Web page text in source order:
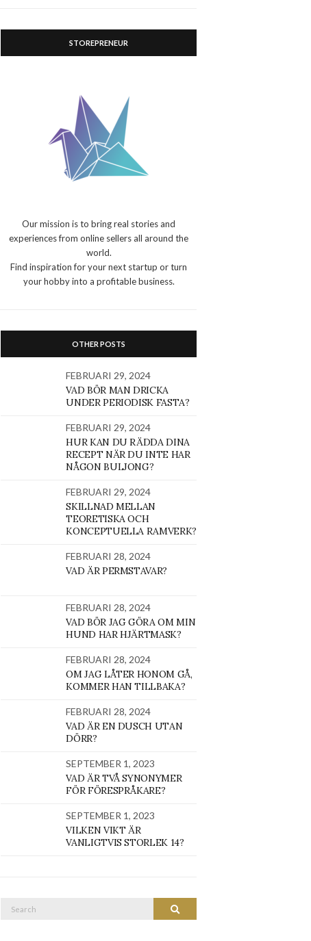
STOREPRENEUR
Our mission is to bring real stories and
experiences from online sellers all around the
world.
Find inspiration for your next startup or turn
your hobby into a profitable business.
OTHER POSTS
FEBRUARI 29, 2024
VAD BÖR MAN DRICKA
UNDER PERIODISK FASTA?
FEBRUARI 29, 2024
HUR KAN DU RÄDDA DINA
RECEPT NÄR DU INTE HAR
NÅGON BULJONG?
FEBRUARI 29, 2024
SKILLNAD MELLAN
TEORETISKA OCH
KONCEPTUELLA RAMVERK?
FEBRUARI 28, 2024
VAD ÄR PERMSTAVAR?
FEBRUARI 28, 2024
VAD BÖR JAG GÖRA OM MIN
HUND HAR HJÄRTMASK?
FEBRUARI 28, 2024
OM JAG LÅTER HONOM GÅ,
KOMMER HAN TILLBAKA?
FEBRUARI 28, 2024
VAD ÄR EN DUSCH UTAN
DÖRR?
SEPTEMBER 1, 2023
VAD ÄR TVÅ SYNONYMER
FÖR FÖRESPRÅKARE?
SEPTEMBER 1, 2023
VILKEN VIKT ÄR
VANLIGTVIS STORLEK 14?
SEARCH